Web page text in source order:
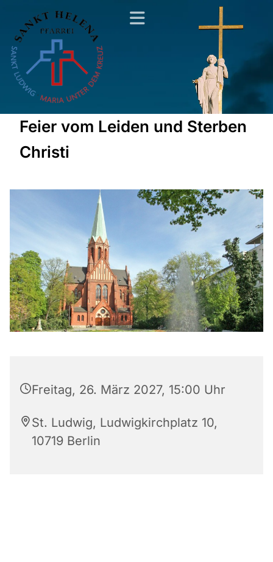
Feier vom Leiden und Sterben
Christi
Freitag, 26. März 2027, 15:00 Uhr
St. Ludwig, Ludwigkirchplatz 10,
10719 Berlin